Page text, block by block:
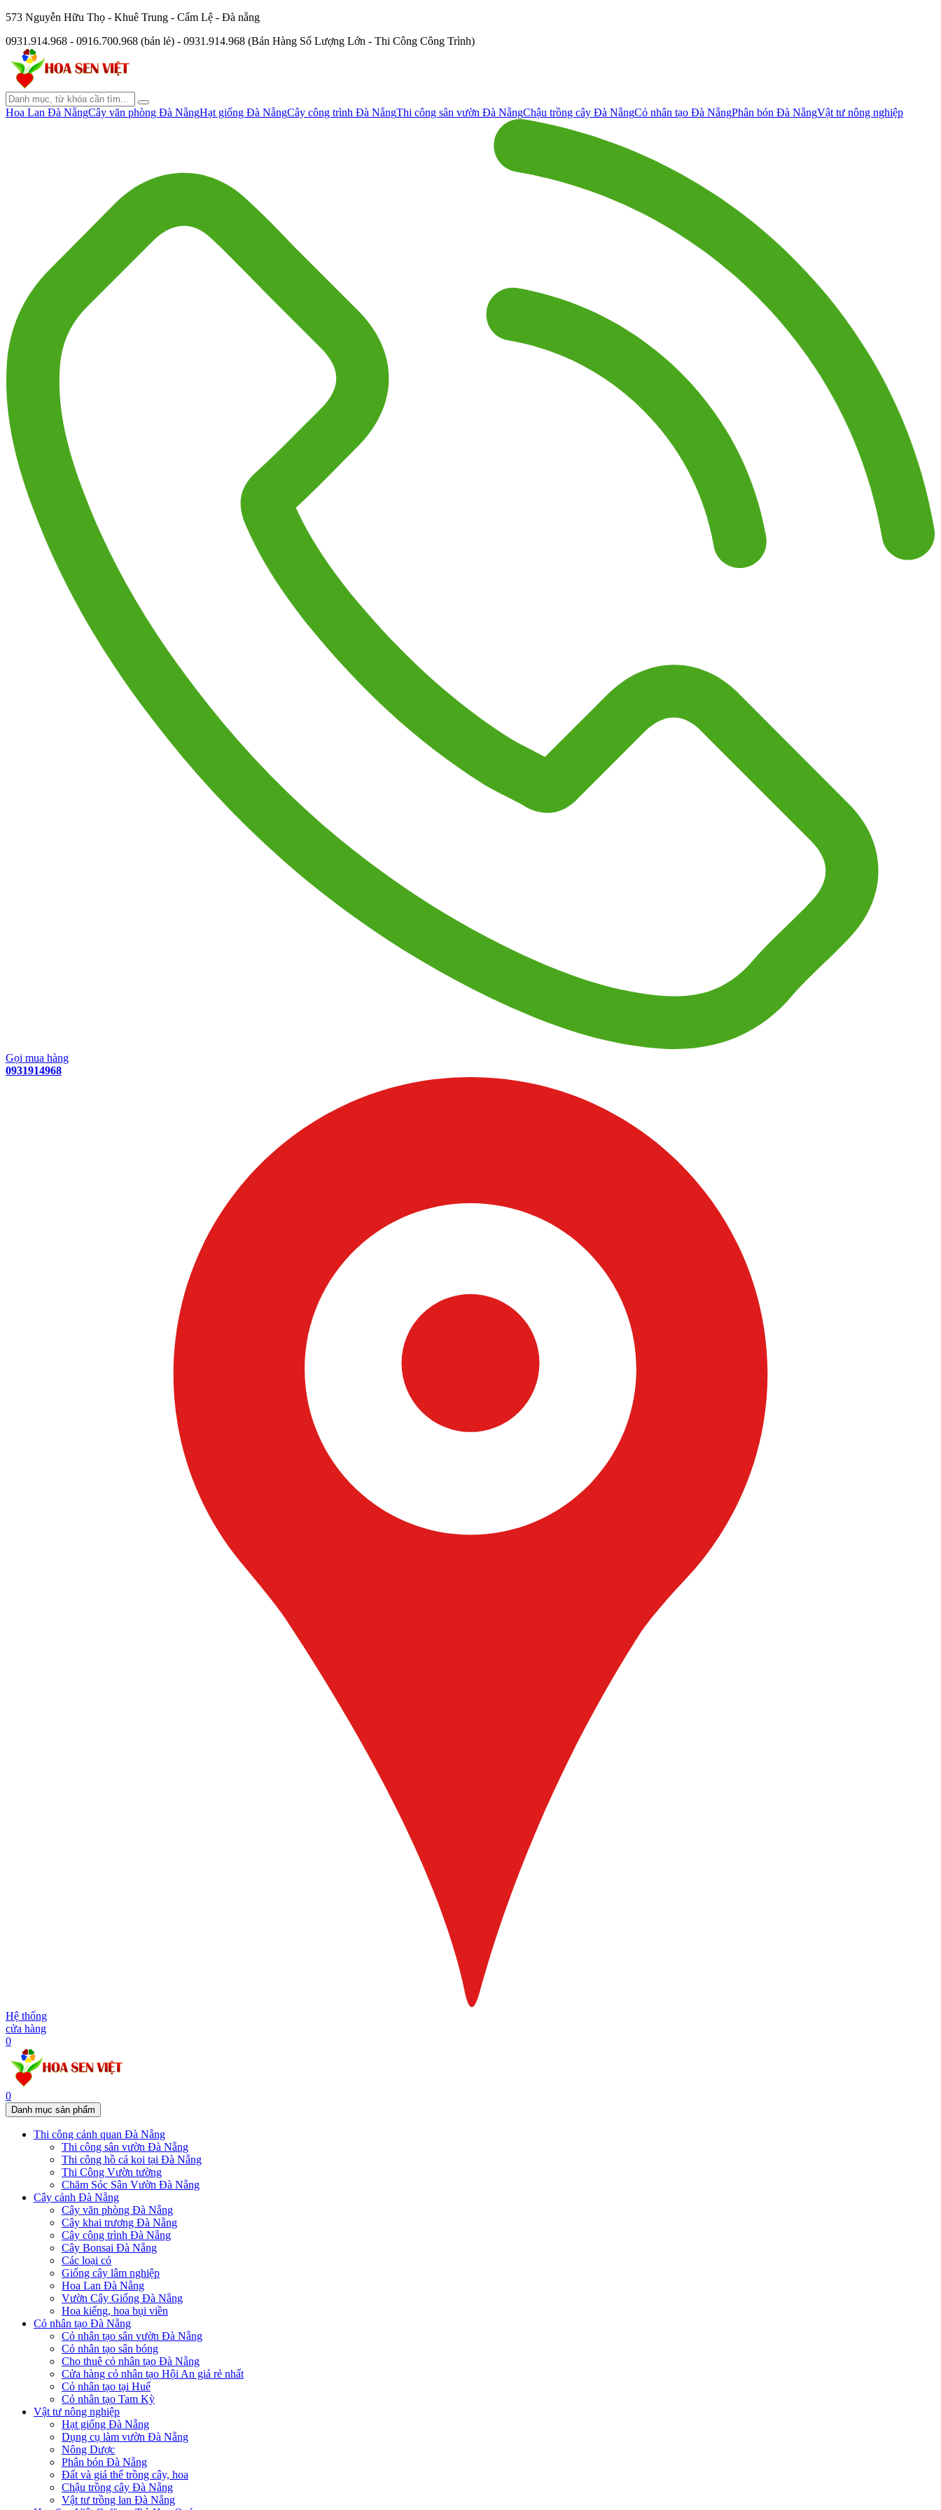
573 Nguyễn Hữu Thọ - Khuê Trung - Cẩm Lệ - Đà nẵng
0931.914.968 - 0916.700.968 (bán lẻ) - 0931.914.968 (Bán Hàng Số Lượng Lớn - Thi Công Công Trình)
Hoa Lan Đà NẵngCây văn phòng Đà NẵngHạt giống Đà NẵngCây công trình Đà NẵngThi công sân vườn Đà NẵngChậu trồng cây Đà NẵngCỏ nhân tạo Đà NẵngPhân bón Đà NẵngVật tư nông nghiệp
Gọi mua hàng
0931914968
Hệ thống
cửa hàng
0
0
Danh mục sản phẩm
Thi công cảnh quan Đà Nẵng
Thi công sân vườn Đà Nẵng
Thi công hồ cá koi tại Đà Nẵng
Thi Công Vườn tường
Chăm Sóc Sân Vườn Đà Nẵng
Cây cảnh Đà Nẵng
Cây văn phòng Đà Nẵng
Cây khai trương Đà Nẵng
Cây công trình Đà Nẵng
Cây Bonsai Đà Nẵng
Các loại cỏ
Giống cây lâm nghiệp
Hoa Lan Đà Nẵng
Vườn Cây Giống Đà Nẵng
Hoa kiểng, hoa bụi viền
Cỏ nhân tạo Đà Nẵng
Cỏ nhân tạo sân vườn Đà Nẵng
Cỏ nhân tạo sân bóng
Cho thuê cỏ nhân tạo Đà Nẵng
Cửa hàng cỏ nhân tạo Hội An giá rẻ nhất
Cỏ nhân tạo tại Huế
Cỏ nhân tạo Tam Kỳ
Vật tư nông nghiệp
Hạt giống Đà Nẵng
Dụng cụ làm vườn Đà Nẵng
Nông Dược
Phân bón Đà Nẵng
Đất và giá thể trồng cây, hoa
Chậu trồng cây Đà Nẵng
Vật tư trồng lan Đà Nẵng